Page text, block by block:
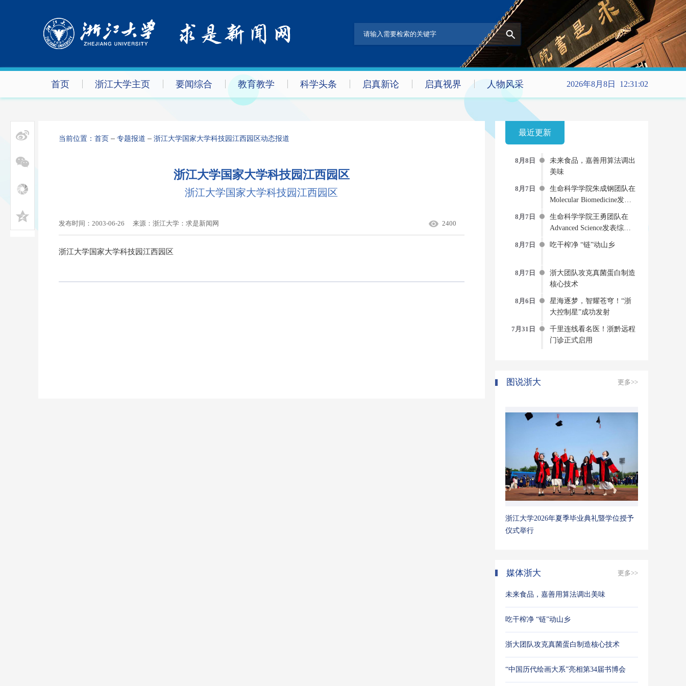
首页 浙江大学主页 要闻综合 教育教学 科学头条 启真新论 启真视界 人物风采 2026年8月8日 12:31:03
当前位置： 首页 专题报道 浙江大学国家大学科技园江西园区动态报道
浙江大学国家大学科技园江西园区
浙江大学国家大学科技园江西园区
发布时间：2003-06-26 来源：浙江大学：求是新闻网 2400
浙江大学国家大学科技园江西园区
最近更新
8月8日
未来食品，嘉善用算法调出
美味
8月7日
生命科学学院朱成钢团队在
Molecular Biomedicine发文
提出新型“受体-药物偶联
物”双重抗病毒策略
8月7日
生命科学学院王勇团队在
Advanced Science发表综述
AI-物理-实验“三位一体”的
蛋白质动态建模新范式
8月7日 吃干榨净 “链”动山乡
8月7日
浙大团队攻克真菌蛋白制造
核心技术
8月6日
星海逐梦，智耀苍穹！“浙
大控制星”成功发射
7月31日
千里连线看名医！浙黔远程
门诊正式启用
图说浙大 更多>>
浙江大学2026年夏季毕业典礼暨学位授予
仪式举行
媒体浙大 更多>>
未来食品，嘉善用算法调出美味
吃干榨净 “链”动山乡
浙大团队攻克真菌蛋白制造核心技术
“中国历代绘画大系”亮相第34届书博会